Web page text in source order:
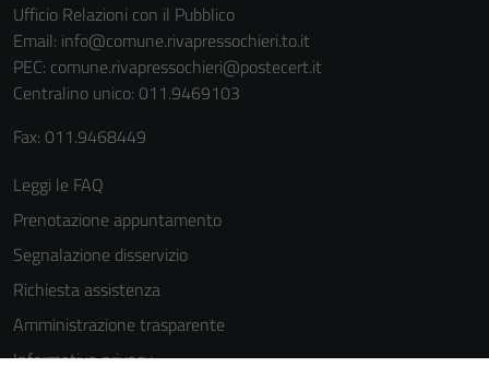
Ufficio Relazioni con il Pubblico
Email: info@comune.rivapressochieri.to.it
PEC: comune.rivapressochieri@postecert.it
Centralino unico: 011.9469103
Fax: 011.9468449
Leggi le FAQ
Prenotazione appuntamento
Segnalazione disservizio
Richiesta assistenza
Amministrazione trasparente
Informativa privacy
non raccolgono
informazioni